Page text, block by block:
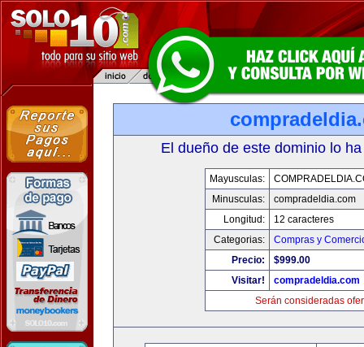
El dueño de este dominio lo
Mayusculas:
Minusculas:
compradeldia.com
Longitud:
12 caracteres
Categorias:
Compras y
Precio:
$999.00
Visitar!
compradeldia.com
Serán consideradas